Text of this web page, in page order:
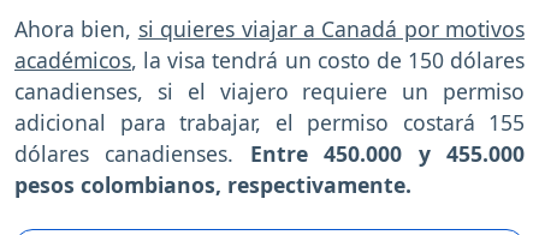
Ahora bien, si quieres viajar a Canadá por motivos
académicos, la visa tendrá un costo de 150 dólares
canadienses, si el viajero requiere un permiso
adicional para trabajar, el permiso costará 155
dólares canadienses. Entre 450.000 y 455.000
pesos colombianos, respectivamente.